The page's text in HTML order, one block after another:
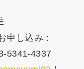
申し込み：
5341-4337